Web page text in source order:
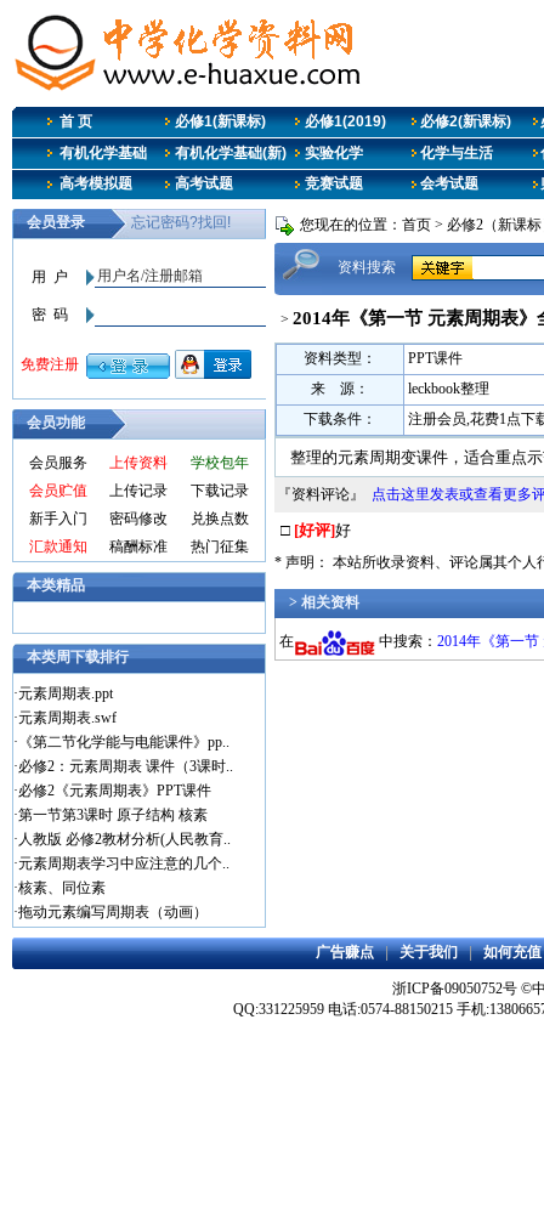
首 页 必修1(新课标) 必修1(2019) 必修2(新课标)
有机化学基础
有机化学基础(新) 实验化学 化学与生活
高考模拟题
高考试题 竞赛试题 会考试题
会员功能
会员服务 上传资料
学校包年
会员贮值
上传记录
下载记录
新手入门
密码修改
兑换点数
汇款通知
稿酬标准 热门征集
本类精品
本类周下载排行
·元素周期表.ppt
·元素周期表.swf
· 《第二节化学能与电能课件》pp..
·必修2：元素周期表 课件（3课时..
·必修2《元素周期表》PPT课件
·第一节第3课时 原子结构 核素
· 人教版 必修2教材分析(人民教育..
·元素周期表学习中应注意的几个..
·核素、同位素
·拖动元素编写周期表（动画）
您现在的位置： 首页 > 必修2（新课
资料搜索
> 2014年《第一节 元素周期表》
资料类型：
PPT课件
来 源：
leckbook整理
下载条件：
注册会员,花费1点下
整理的元素周期变课件，适合重点
『资料评论』 点击这里发表或查看更多
□ [好评]好
* 声明： 本站所收录资料、评论属其个人
> 相关资料
在 中搜索： 2014年《第一
广告赚点|关于我们|如何充值
浙ICP备09050752号 ©
QQ:331225959 电话:0574-88150215 手机